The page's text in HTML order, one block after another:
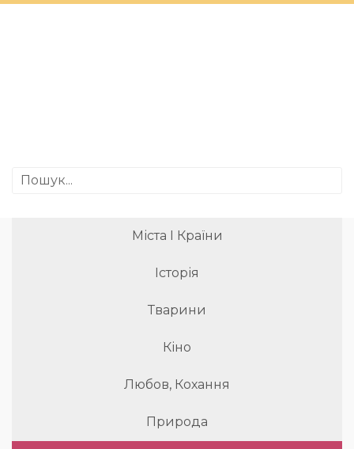
Міста І Країни
Історія
Тварини
Кіно
Любов, Кохання
Природа